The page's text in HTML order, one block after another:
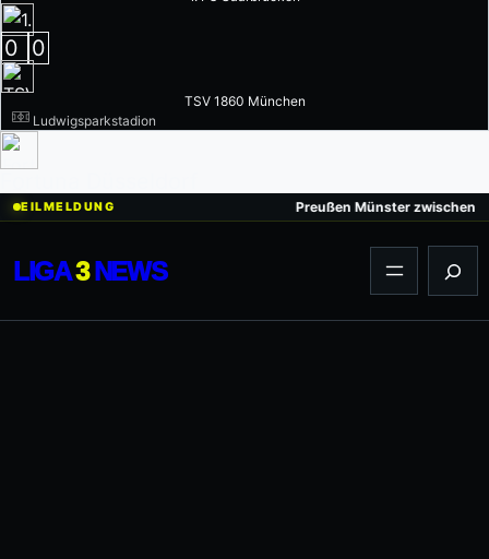
0 0
TSV 1860 München
Ludwigsparkstadion
Zum
springen
EILMELDUNG Preußen Münster zwischen
LIGA3NEWS